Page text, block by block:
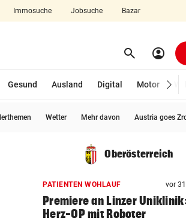
Immosuche Jobsuche Bazar
search Suchen
account_circle
Gesund Ausland Digital Motor
Wetter Mehr davon Austria goes
Oberösterreich
PATIENTEN WOHLAUF vor
Premiere an Linzer
Herz-OP mit Roboter